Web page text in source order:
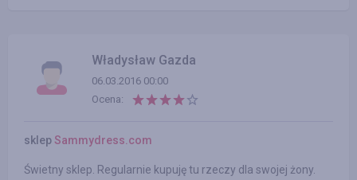
Władysław Gazda
06.03.2016 00:00
Ocena:
sklepSammydress.com
Świetny sklep. Regularnie kupuję tu rzeczy dla swojej żony.